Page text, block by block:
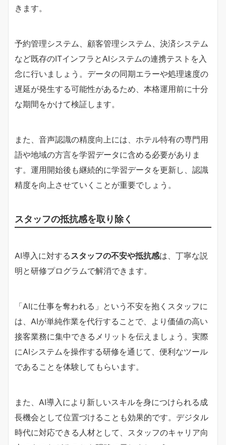
きます。
予約管理システム、顧客管理システム、決済システム
など既存のITインフラとAIシステムの連携テストを入
念に行いましょう。データの同期エラーや処理速度の
遅延が発生する可能性があるため、本格運用前に十分
な期間をかけて検証します。
また、音声認識の精度向上には、ホテル特有の専門用
語や地域の方言を学習データに含める必要がありま
す。運用開始後も継続的に学習データを更新し、認識
精度を向上させていくことが重要でしょう。
スタッフの抵抗感を取り除く
AI導入に対する スタッフの不安や抵抗感は、丁寧な説
明と研修プログラムで解消できます。
「AIに仕事を奪われる」という不安を抱くスタッフに
は、AIが単純作業を代行することで、より価値の高い
接客業務に集中できるメリットを伝えましょう。実際
にAIシステムを操作する研修を通じて、便利なツール
であることを体験してもらいます。
また、AI導入により新しいスキルを身につけられる成
長機会として位置づけることも効果的です。デジタル
時代に対応できる人材として、スタッフのキャリア向